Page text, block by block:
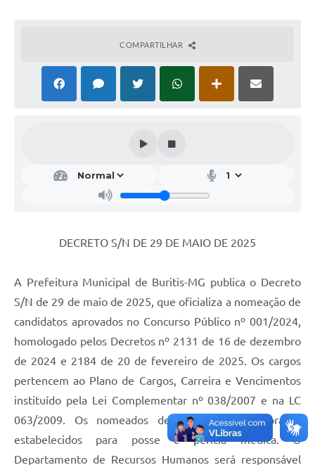
COMPARTILHAR
DECRETO S/N DE 29 DE MAIO DE 2025
A Prefeitura Municipal de Buritis-MG publica o Decreto
S/N de 29 de maio de 2025, que oficializa a nomeação de
candidatos aprovados no Concurso Público nº 001/2024,
homologado pelos Decretos nº 2131 de 16 de dezembro
de 2024 e 2184 de 20 de fevereiro de 2025. Os cargos
pertencem ao Plano de Cargos, Carreira e Vencimentos
instituído pela Lei Complementar nº 038/2007 e na LC
063/2009. Os nomeados devem cumprir os prazos
estabelecidos para posse e perícia médica. O
Departamento de Recursos Humanos será responsável